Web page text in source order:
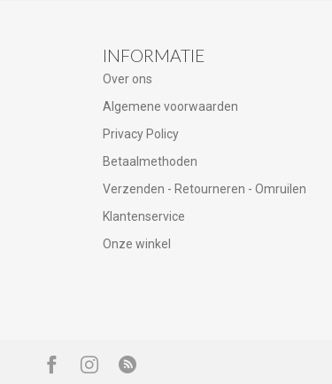
INFORMATIE
Over ons
Algemene voorwaarden
Privacy Policy
Betaalmethoden
Verzenden - Retourneren - Omruilen
Klantenservice
Onze winkel